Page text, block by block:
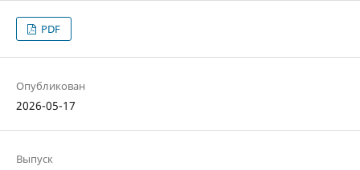
PDF
Опубликован
2026-05-17
Выпуск